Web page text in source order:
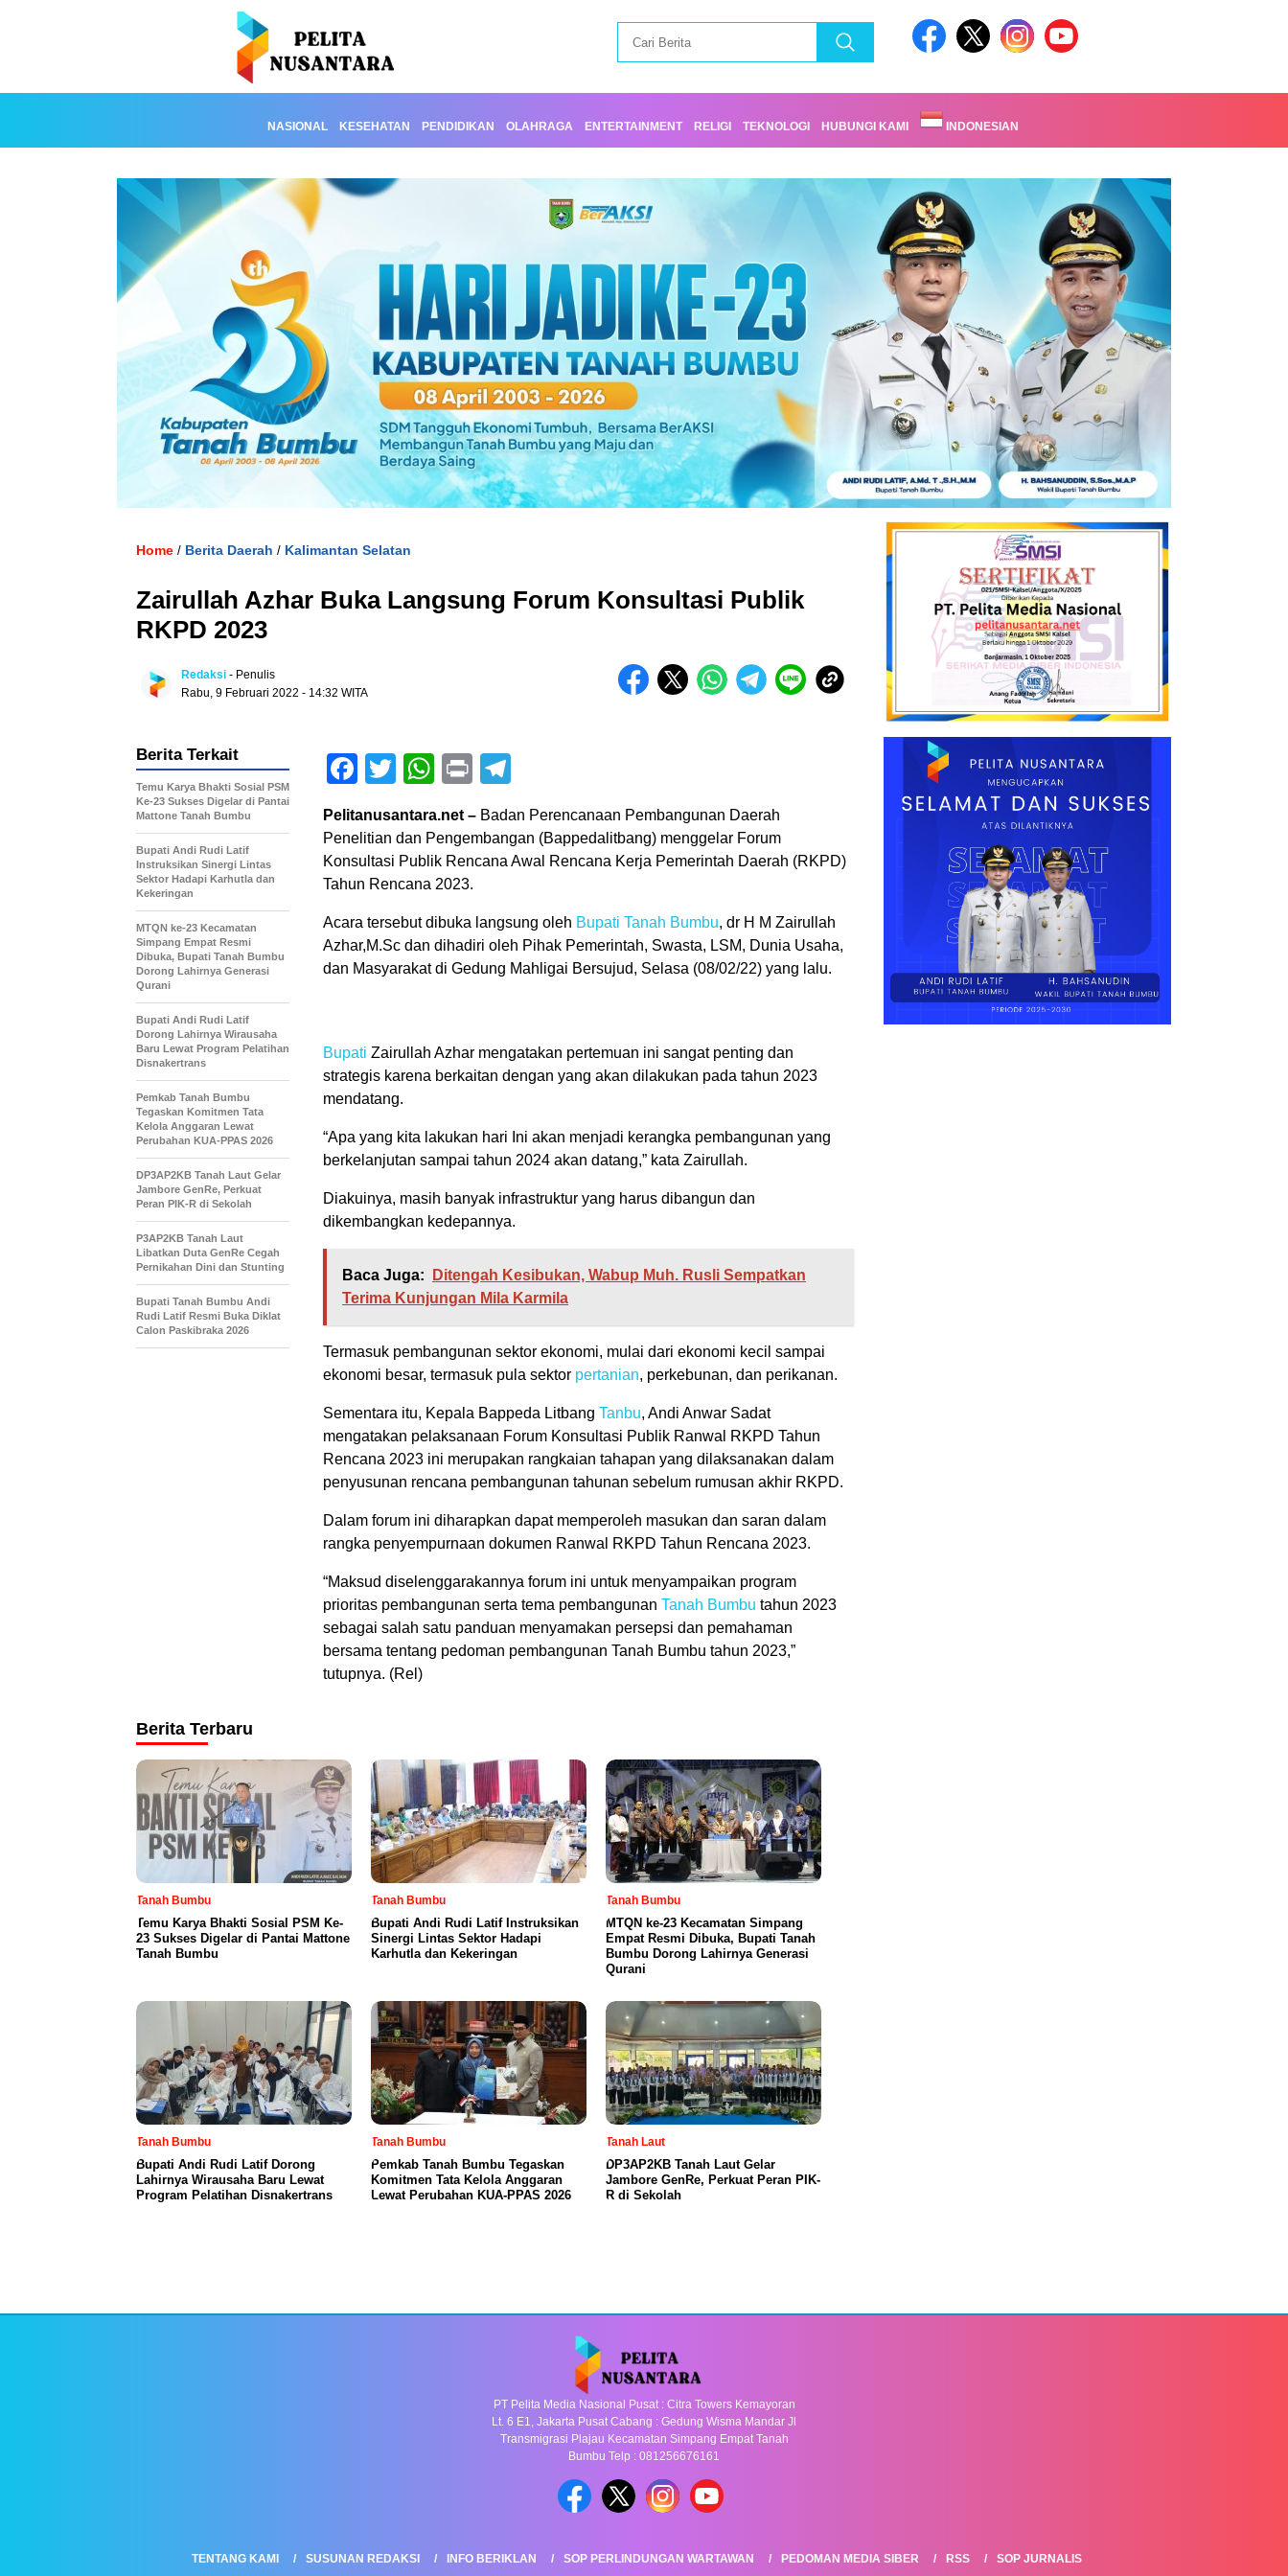
NASIONAL KESEHATAN PENDIDIKAN OLAHRAGA ENTERTAINMENT RELIGI TEKNOLOGI HUBUNGI KAMI INDONESIAN
Home / Berita Daerah / Kalimantan Selatan
Zairullah Azhar Buka Langsung Forum Konsultasi Publik
RKPD 2023
Redaksi - Penulis
Rabu, 9 Februari 2022 - 14:32 WITA
Facebook
TwitterWhatsApp
Print
Pelitanusantara.net – Badan Perencanaan Pembangunan Daerah
Penelitian dan Pengembangan (Bappedalitbang) menggelar Forum
Konsultasi Publik Rencana Awal Rencana Kerja Pemerintah Daerah (RKPD)
Tahun Rencana 2023.
Acara tersebut dibuka langsung oleh Bupati Tanah Bumbu, dr H M Zairullah
Azhar,M.Sc dan dihadiri oleh Pihak Pemerintah, Swasta, LSM, Dunia Usaha,
dan Masyarakat di Gedung Mahligai Bersujud, Selasa (08/02/22) yang lalu.
Bupati Zairullah Azhar mengatakan pertemuan ini sangat penting dan
strategis karena berkaitan dengan yang akan dilakukan pada tahun 2023
mendatang.
“Apa yang kita lakukan hari Ini akan menjadi kerangka pembangunan yang
berkelanjutan sampai tahun 2024 akan datang,” kata Zairullah.
Diakuinya, masih banyak infrastruktur yang harus dibangun dan
dikembangkan kedepannya.
Baca Juga:
Ditengah Kesibukan, Wabup Muh. Rusli Sempatkan
Terima Kunjungan Mila Karmila
Termasuk pembangunan sektor ekonomi, mulai dari ekonomi kecil sampai
ekonomi besar, termasuk pula sektor pertanian, perkebunan, dan perikanan.
Sementara itu, Kepala Bappeda Litbang Tanbu, Andi Anwar Sadat
mengatakan pelaksanaan Forum Konsultasi Publik Ranwal RKPD Tahun
Rencana 2023 ini merupakan rangkaian tahapan yang dilaksanakan dalam
penyusunan rencana pembangunan tahunan sebelum rumusan akhir RKPD.
Dalam forum ini diharapkan dapat memperoleh masukan dan saran dalam
rangka penyempurnaan dokumen Ranwal RKPD Tahun Rencana 2023.
“Maksud diselenggarakannya forum ini untuk menyampaikan program
prioritas pembangunan serta tema pembangunan Tanah Bumbu tahun 2023
sebagai salah satu panduan menyamakan persepsi dan pemahaman
bersama tentang pedoman pembangunan Tanah Bumbu tahun 2023,”
tutupnya. (Rel)
Berita Terkait
Temu Karya Bhakti Sosial PSM
Ke-23 Sukses Digelar di Pantai
Mattone Tanah Bumbu
Bupati Andi Rudi Latif
Instruksikan Sinergi Lintas
Sektor Hadapi Karhutla dan
Kekeringan
MTQN ke-23 Kecamatan
Simpang Empat Resmi
Dibuka, Bupati Tanah Bumbu
Dorong Lahirnya Generasi
Qurani
Bupati Andi Rudi Latif
Dorong Lahirnya Wirausaha
Baru Lewat Program Pelatihan
Disnakertrans
Pemkab Tanah Bumbu
Tegaskan Komitmen Tata
Kelola Anggaran Lewat
Perubahan KUA-PPAS 2026
DP3AP2KB Tanah Laut Gelar
Jambore GenRe, Perkuat
Peran PIK-R di Sekolah
P3AP2KB Tanah Laut
Libatkan Duta GenRe Cegah
Pernikahan Dini dan Stunting
Bupati Tanah Bumbu Andi
Rudi Latif Resmi Buka Diklat
Calon Paskibraka 2026
Berita Terbaru
Tanah Bumbu
Temu Karya Bhakti Sosial PSM Ke-
23 Sukses Digelar di Pantai Mattone
Tanah Bumbu
Tanah Bumbu
Bupati Andi Rudi Latif Instruksikan
Sinergi Lintas Sektor Hadapi
Karhutla dan Kekeringan
Tanah Bumbu
MTQN ke-23 Kecamatan Simpang
Empat Resmi Dibuka, Bupati Tanah
Bumbu Dorong Lahirnya Generasi
Qurani
Tanah Bumbu
Bupati Andi Rudi Latif Dorong
Lahirnya Wirausaha Baru Lewat
Program Pelatihan Disnakertrans
Tanah Bumbu
Pemkab Tanah Bumbu Tegaskan
Komitmen Tata Kelola Anggaran
Lewat Perubahan KUA-PPAS 2026
Tanah Laut
DP3AP2KB Tanah Laut Gelar
Jambore GenRe, Perkuat Peran PIK-
R di Sekolah
PT Pelita Media Nasional Pusat : Citra Towers Kemayoran
Lt. 6 E1, Jakarta Pusat Cabang : Gedung Wisma Mandar Jl
Transmigrasi Plajau Kecamatan Simpang Empat Tanah
Bumbu Telp : 081256676161
TENTANG KAMI SUSUNAN REDAKSI INFO BERIKLAN SOP PERLINDUNGAN WARTAWAN PEDOMAN MEDIA SIBER RSS SOP JURNALIS